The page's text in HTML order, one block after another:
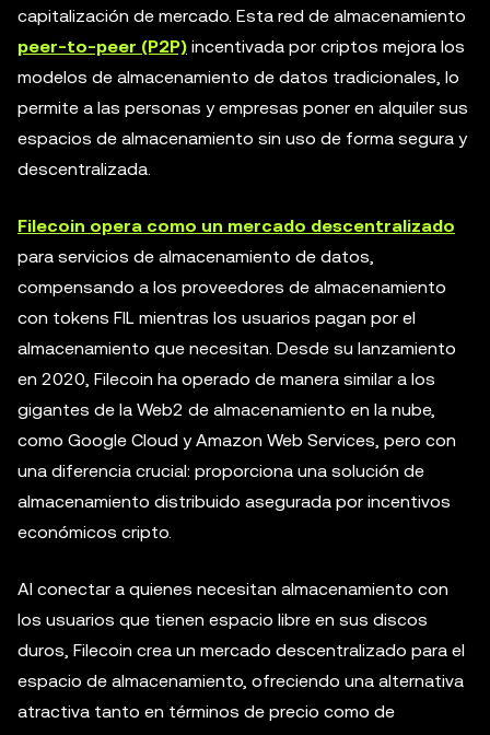
capitalización de mercado. Esta red de almacenamiento
peer-to-peer (P2P) incentivada por criptos mejora los
modelos de almacenamiento de datos tradicionales, lo
permite a las personas y empresas poner en alquiler sus
espacios de almacenamiento sin uso de forma segura y
descentralizada.
Filecoin opera como un mercado descentralizado
para servicios de almacenamiento de datos,
compensando a los proveedores de almacenamiento
con tokens FIL mientras los usuarios pagan por el
almacenamiento que necesitan. Desde su lanzamiento
en 2020, Filecoin ha operado de manera similar a los
gigantes de la Web2 de almacenamiento en la nube,
como Google Cloud y Amazon Web Services, pero con
una diferencia crucial: proporciona una solución de
almacenamiento distribuido asegurada por incentivos
económicos cripto.
Al conectar a quienes necesitan almacenamiento con
los usuarios que tienen espacio libre en sus discos
duros, Filecoin crea un mercado descentralizado para el
espacio de almacenamiento, ofreciendo una alternativa
atractiva tanto en términos de precio como de